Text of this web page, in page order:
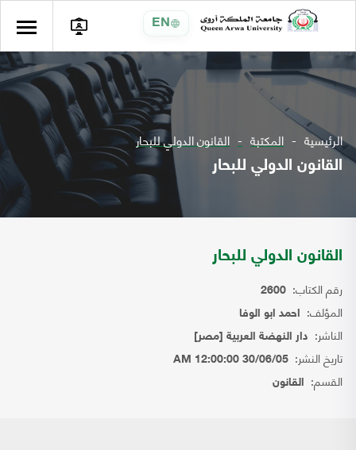
EN
الرئيسية المكتبة القانون الدولي للبحار
القانون الدولي للبحار
القانون الدولي للبحار
رقم الكتاب: 2600
المؤلف: احمد ابو الوفا
الناشر: دار النهضة العربية [مصر]
تاريخ النشر: 30/06/05 12:00:00 AM
القسم: القانون